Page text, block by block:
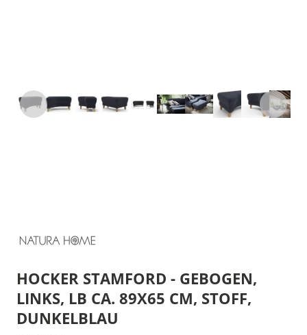
HOCKER STAMFORD - GEBOGEN,
LINKS, LB CA. 89X65 CM, STOFF,
DUNKELBLAU